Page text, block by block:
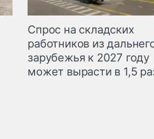
Спрос на складских
работников из
зарубежья к 2027 году
может вырасти в 1,5